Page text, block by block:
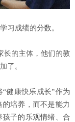
习成绩的分数。
长的主体，他们的教
了。
健康快乐成长”作为
培养，而不是能力
子的乐观情绪、合